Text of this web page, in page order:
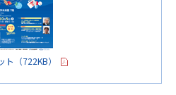
ト（722KB）